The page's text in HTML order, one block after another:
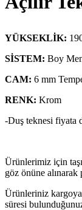
YÜKSEKLİK:
SİSTEM: Boy
CAM: 6 mm
RENK: Krom
-Duş teknesi fiyata
Ürünlerimiz için
göz önüne alınarak
Ürünleriniz
süresi